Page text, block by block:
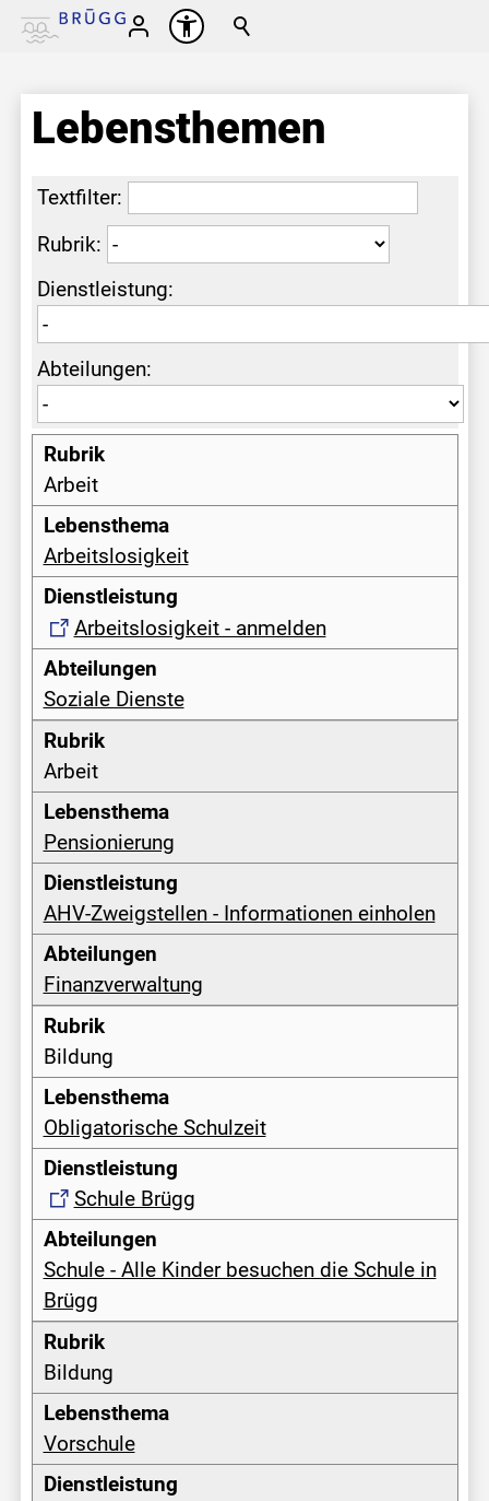
Lebensthemen
Textfilter:
Rubrik:
Dienstleistung:
Abteilungen:
Arbeit
Arbeitslosigkeit
Arbeitslosigkeit - anmelden
Soziale Dienste
Arbeit
Pensionierung
AHV-Zweigstellen - Informationen einholen
Finanzverwaltung
Bildung
Obligatorische Schulzeit
Schule Brügg
Schule - Alle Kinder besuchen die Schule in
Brügg
Bildung
Vorschule